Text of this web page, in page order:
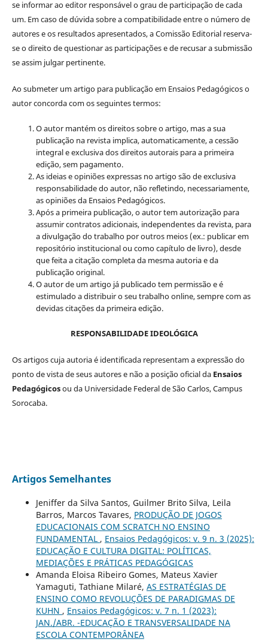
se informar ao editor responsável o grau de participação de cada
um. Em caso de dúvida sobre a compatibilidade entre o número de
autores e os resultados apresentados, a Comissão Editorial reserva-
se o direito de questionar as participações e de recusar a submissão
se assim julgar pertinente.
Ao submeter um artigo para publicação em Ensaios Pedagógicos o
autor concorda com os seguintes termos:
O autor mantém os direitos sobre o artigo, mas a sua
publicação na revista implica, automaticamente, a cessão
integral e exclusiva dos direitos autorais para a primeira
edição, sem pagamento.
As ideias e opiniões expressas no artigo são de exclusiva
responsabilidade do autor, não refletindo, necessariamente,
as opiniões da Ensaios Pedagógicos.
Após a primeira publicação, o autor tem autorização para
assumir contratos adicionais, independentes da revista, para
a divulgação do trabalho por outros meios (ex.: publicar em
repositório institucional ou como capítulo de livro), desde
que feita a citação completa da mesma autoria e da
publicação original.
O autor de um artigo já publicado tem permissão e é
estimulado a distribuir o seu trabalho online, sempre com as
devidas citações da primeira edição.
RESPONSABILIDADE IDEOLÓGICA
Os artigos cuja autoria é identificada representam a expressão do
ponto de vista de seus autores e não a posição oficial da Ensaios
Pedagógicosou da Universidade Federal de São Carlos, Campus
Sorocaba.
Artigos Semelhantes
Jeniffer da Silva Santos, Guilmer Brito Silva, Leila
Barros, Marcos Tavares, PRODUÇÃO DE JOGOS
EDUCACIONAIS COM SCRATCH NO ENSINO
FUNDAMENTAL , Ensaios Pedagógicos: v. 9 n. 3 (2025):
EDUCAÇÃO E CULTURA DIGITAL: POLÍTICAS,
MEDIAÇÕES E PRÁTICAS PEDAGÓGICAS
Amanda Eloisa Ribeiro Gomes, Mateus Xavier
Yamaguti, Tathiane Milaré, AS ESTRATÉGIAS DE
ENSINO COMO REVOLUÇÕES DE PARADIGMAS DE
KUHN , Ensaios Pedagógicos: v. 7 n. 1 (2023):
JAN./ABR. -EDUCAÇÃO E TRANSVERSALIDADE NA
ESCOLA CONTEMPORÂNEA